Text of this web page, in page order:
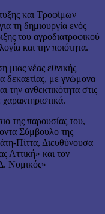
και Τροφίμων
τη δημιουργία ενός
του αγροδιατροφικού
και την ποιότητα.
νέας εθνικής
δεκαετίας, με γνώμονα
την ανθεκτικότητα στις
της παρουσίας του,
Σύμβουλο της
Πίττα, Διευθύνουσα
Αττική» και τον
Νομικός»